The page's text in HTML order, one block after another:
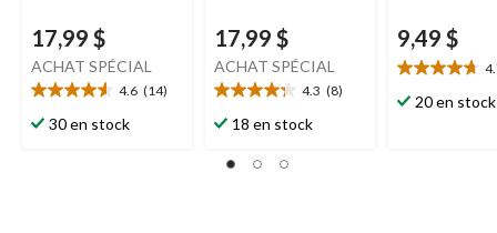
17,99 $
ACHAT SPÉCIAL
4.6 (14)
4.6
étoile(s)
30 en stock
17,99 $
ACHAT SPÉCIAL
4.3 (8)
4.3
étoile(s)
5.
18 en stock
9,49 $
4.7
étoile(s)
20 en stock